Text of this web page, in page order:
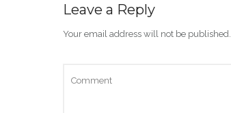
Leave a Reply
Your email address will not be published.